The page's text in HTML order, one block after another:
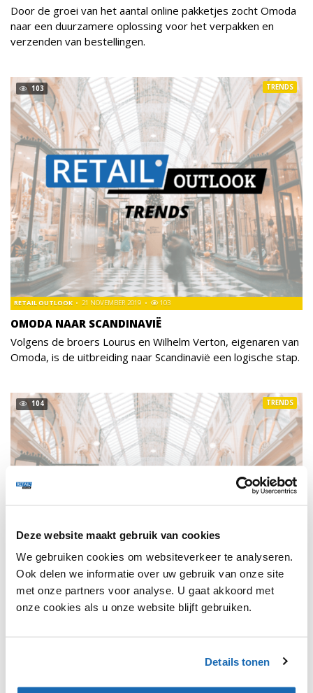
Deze website maakt gebruik van cookies
We gebruiken cookies om websiteverkeer te analyseren.
Ook delen we informatie over uw gebruik van onze site
met onze partners voor analyse. U gaat akkoord met
onze cookies als u onze website blijft gebruiken.
Details tonen
Door de groei van het aantal online pakketjes zocht Omoda
naar een duurzamere oplossing voor het verpakken en
verzenden van bestellingen.
103
OMODA NAAR SCANDINAVIË
RETAIL OUTLOOK 21 NOVEMBER 2019 103
TRENDS
Volgens de broers Lourus en Wilhelm Verton, eigenaren van
Omoda, is de uitbreiding naar Scandinavië een logische stap.
104 TRENDS
Naast dat de nieuwe inpakmachine moet zorgen voor een
duurzamer logistiek proces, is de grootste impact die de